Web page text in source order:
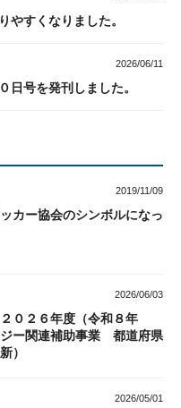
やすくなりました。
2026/06/11
日号を発刊しました。
2019/11/09
カー協会のシンボルになっ
2026/06/03
０２６年度（令和８年
ー関連補助事業 都道府県
）
2026/05/01